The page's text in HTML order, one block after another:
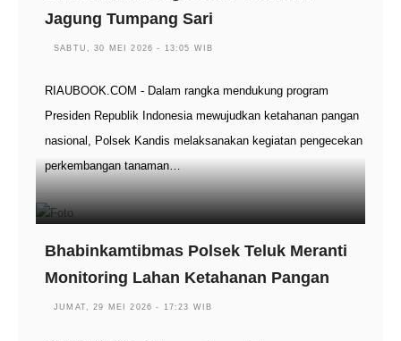
Jagung Tumpang Sari
SABTU, 30 MEI 2026 - 13:05 WIB
RIAUBOOK.COM - Dalam rangka mendukung program
Presiden Republik Indonesia mewujudkan ketahanan pangan
nasional, Polsek Kandis melaksanakan kegiatan pengecekan
perkembangan tanaman…
Bhabinkamtibmas Polsek Teluk Meranti
Monitoring Lahan Ketahanan Pangan
JUMAT, 29 MEI 2026 - 17:23 WIB